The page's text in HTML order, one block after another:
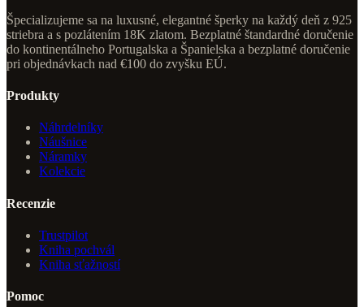
Špecializujeme sa na luxusné, elegantné šperky na každý deň z 925
striebra a s pozlátením 18K zlatom. Bezplatné štandardné doručenie
do kontinentálneho Portugalska a Španielska a bezplatné doručenie
pri objednávkach nad €100 do zvyšku EÚ.
Produkty
Náhrdelníky
Náušnice
Náramky
Kolekcie
Recenzie
Trustpilot
Kniha pochvál
Kniha sťažností
Pomoc